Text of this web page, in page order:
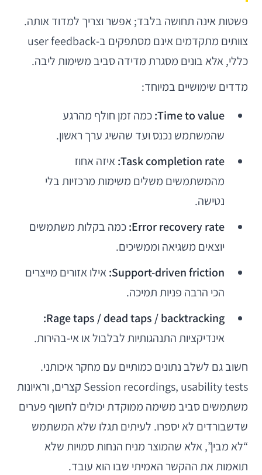
פשטות אינה תחושה בלבד; אפשר וצריך למדוד אותה.
צוותים מתקדמים אינם מסתפקים ב-user feedback
כללי, אלא בונים מסגרת מדידה סביב משימות ליבה.
מדדים שימושיים במיוחד:
Time to value: כמה זמן חולף מהרגע
שהמשתמש נכנס ועד שהשיג ערך ראשון.
Task completion rate: איזה אחוז
מהמשתמשים משלים משימות מרכזיות בלי
נטישה.
Error recovery rate: כמה בקלות משתמשים
יוצאים משגיאה וממשיכים.
Support-driven friction: אילו אזורים מייצרים
הכי הרבה פניות תמיכה.
Rage taps / dead taps / backtracking:
אינדיקציות התנהגותיות לבלבול או אי-בהירות.
חשוב גם לשלב נתונים כמותיים עם מחקר איכותני.
Session recordings, usability tests קצרים, וראיונות
משתמשים סביב משימה ממוקדת יכולים לחשוף פערים
שדשבורדים לא יספרו. לעיתים תגלו שלא המשתמש
“לא מבין”, אלא שהמוצר מניח הנחות סמויות שלא
תואמות את ההקשר האמיתי שבו הוא עובד.